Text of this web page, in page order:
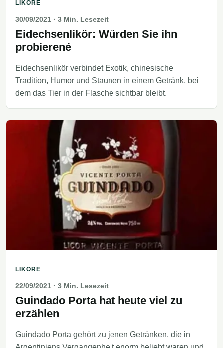
LIKÖRE
30/09/2021 · 3 Min. Lesezeit
Eidechsenlikör: Würden Sie ihn
probierené
Eidechsenlikör verbindet Exotik, chinesische
Tradition, Humor und Staunen in einem Getränk, bei
dem das Tier in der Flasche sichtbar bleibt.
LIKÖRE
22/09/2021 · 3 Min. Lesezeit
Guindado Porta hat heute viel zu
erzählen
Guindado Porta gehört zu jenen Getränken, die in